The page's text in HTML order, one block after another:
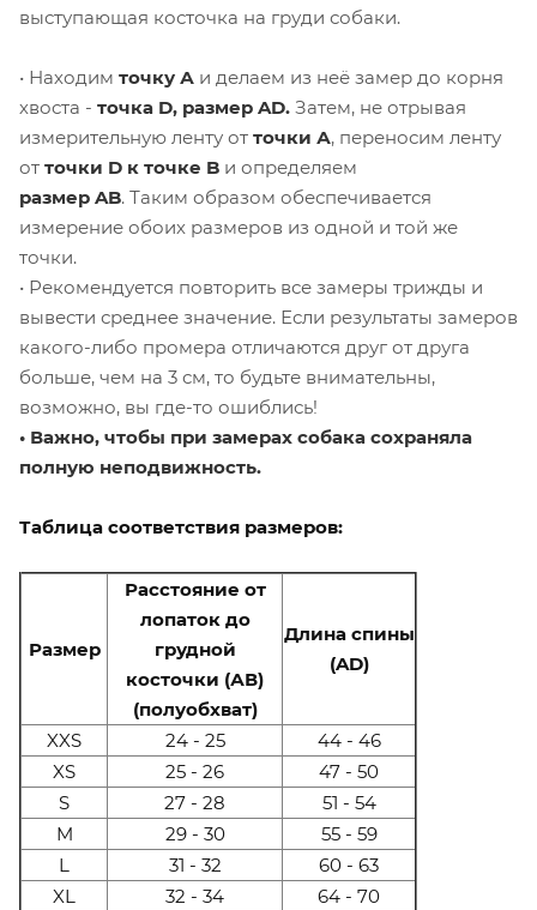
выступающая косточка на груди собаки.
• Находим точку А и делаем из неё замер до корня
хвоста - точка D, размер AD. Затем, не отрывая
измерительную ленту от точки А, переносим ленту
от точки D к точке B и определяем
размер AB. Таким образом обеспечивается
измерение обоих размеров из одной и той же
точки.
• Рекомендуется повторить все замеры трижды и
вывести среднее значение. Если результаты замеров
какого-либо промера отличаются друг от друга
больше, чем на 3 см, то будьте внимательны,
возможно, вы где-то ошиблись!
• Важно, чтобы при замерах собака сохраняла
полную неподвижность.
Таблица соответствия размеров:
Размер
Расстояние от
лопаток до
грудной
косточки (АВ)
(полуобхват)
Длина спины
(AD)
XXS 24 - 25
44 - 46
XS
25 - 26
47 - 50
S
27 - 28
51 - 54
M
29 - 30
55 - 59
L
31 - 32
60 - 63
XL
32 - 34
64 - 70